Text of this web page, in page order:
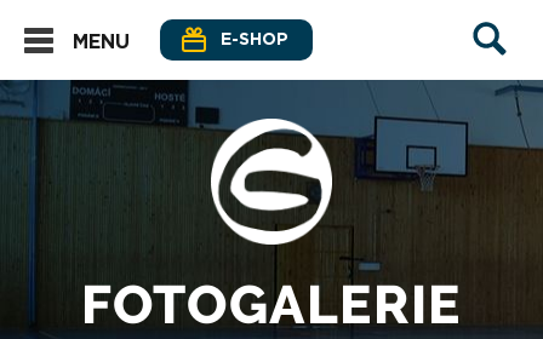
MENU E-SHOP
FOTOGALERIE